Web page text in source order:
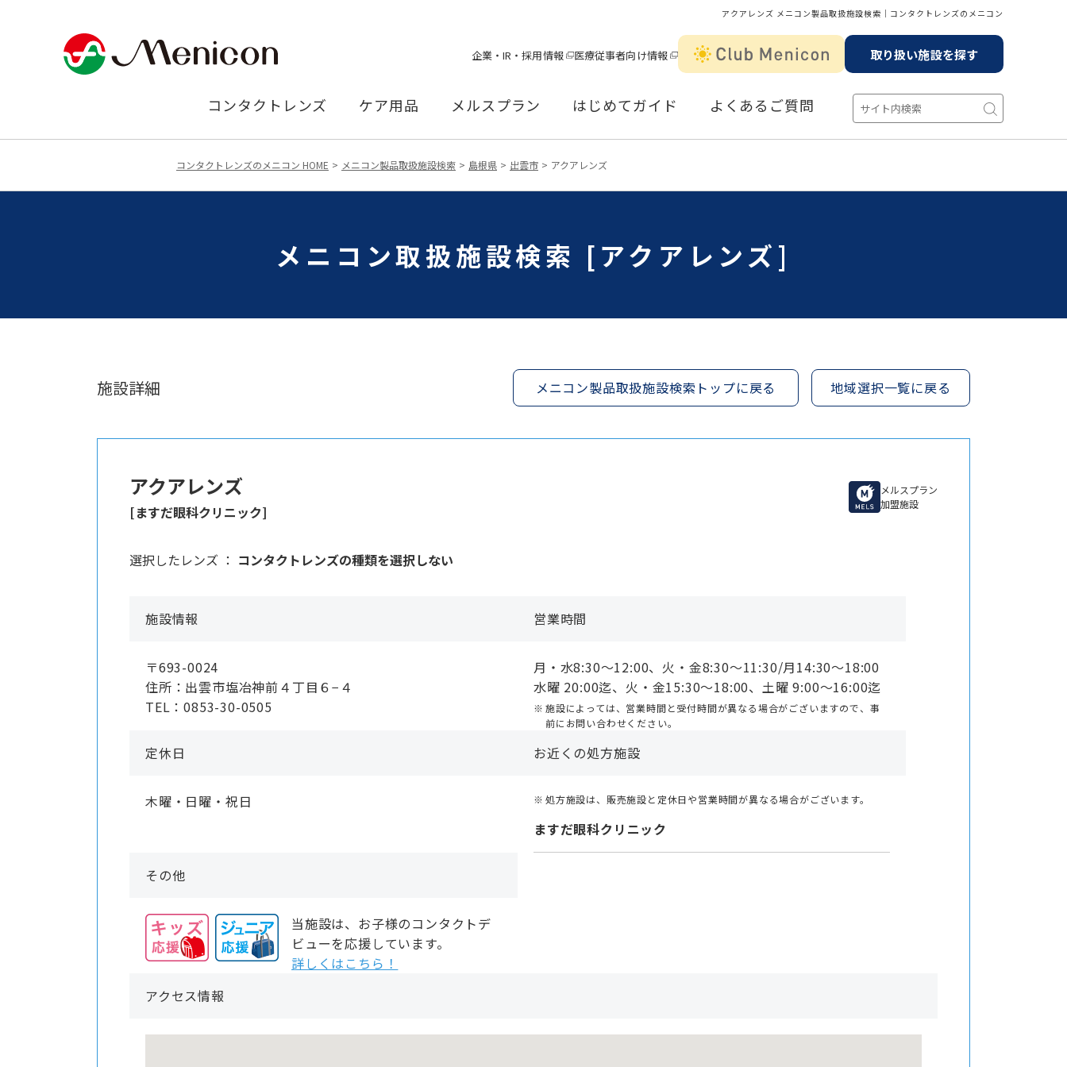
アクアレンズ メニコン製品取扱施設検索│コンタクトレンズのメニコン
企業・IR・採用情報 医療従事者向け情報 取り扱い施設を探す
コンタクトレンズ ケア用品 メルスプラン はじめてガイド よくあるご質問
コンタクトレンズのメニコン HOME メニコン製品取扱施設検索 島根県 出雲市 アクアレンズ
メニコン取扱施設検索 [アクアレンズ]
施設詳細 メニコン製品取扱施設検索トップに戻る 地域選択一覧に戻る
アクアレンズ
[ますだ眼科クリニック]
メルスプラン
加盟施設
選択したレンズ ： コンタクトレンズの種類を選択しない
施設情報
〒693-0024
住所：出雲市塩冶神前４丁目６−４
TEL：0853-30-0505
営業時間
月・水8:30〜12:00、火・金8:30〜11:30/月14:30〜18:00
水曜 20:00迄、火・金15:30〜18:00、土曜 9:00〜16:00迄
施設によっては、営業時間と受付時間が異なる場合がございますので、事
前にお問い合わせください。
定休日
木曜・日曜・祝日
お近くの処方施設
処方施設は、販売施設と定休日や営業時間が異なる場合がございます。
ますだ眼科クリニック
その他
当施設は、お子様のコンタクトデ
ビューを応援しています。
詳しくはこちら！
アクセス情報